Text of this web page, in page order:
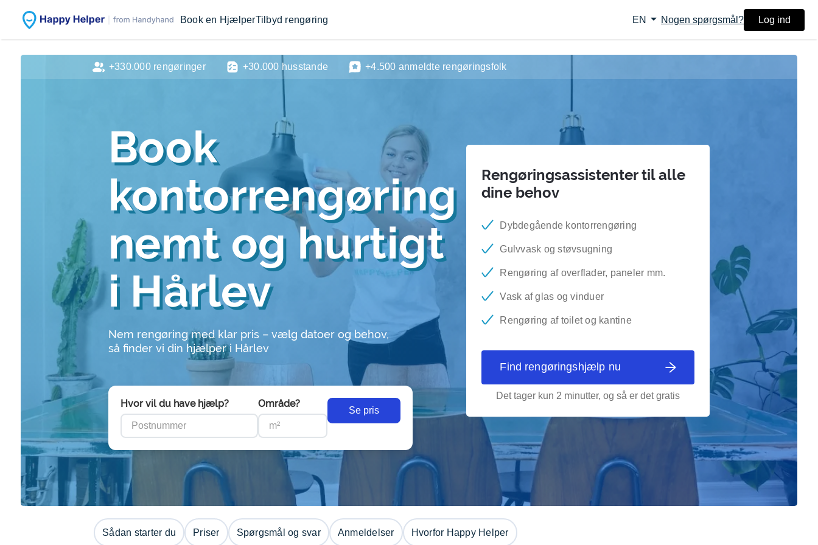
Book en HjælperTilbyd rengøring EN arrow_drop_down Nogen spørgsmål? Log ind
Book
kontorrengøring
nemt og hurtigt
i Hårlev
Nem rengøring med klar pris – vælg datoer og behov,
så finder vi din hjælper i Hårlev
Hvor vil du have hjælp? Område?
Se pris
Rengøringsassistenter til alle
dine behov
Dybdegående kontorrengøring
Gulvvask og støvsugning
Rengøring af overflader, paneler mm.
Vask af glas og vinduer
Rengøring af toilet og kantine
Find rengøringshjælp nu
Det tager kun 2 minutter, og så er det gratis
+330.000 rengøringer +30.000 husstande +4.500 anmeldte rengøringsfolk
Sådan starter du Priser Spørgsmål og svar Anmeldelser Hvorfor Happy Helper